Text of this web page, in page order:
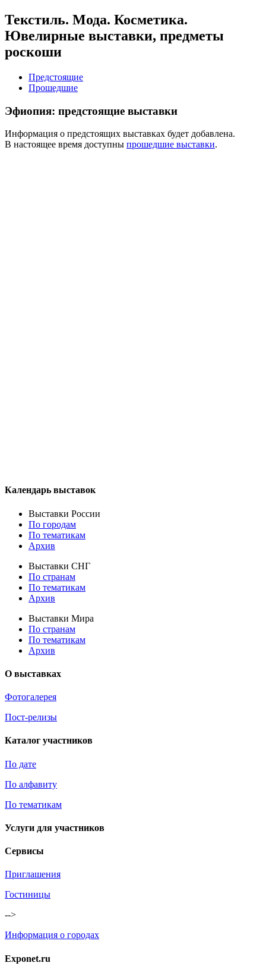
Текстиль. Мода. Косметика.
Ювелирные выставки, предметы
роскоши
Предстоящие
Прошедшие
Эфиопия: предстоящие выставки
Информация о предстоящих выставках будет добавлена.
В настоящее время доступны прошедшие выставки.
Календарь выставок
Выставки России
По городам
По тематикам
Архив
Выставки СНГ
По странам
По тематикам
Архив
Выставки Мира
По странам
По тематикам
Архив
О выставках
Фотогалерея
Пост-релизы
Каталог участников
По дате
По алфавиту
По тематикам
Услуги для участников
Сервисы
Приглашения
Гостиницы
-->
Информация о городах
Exponet.ru